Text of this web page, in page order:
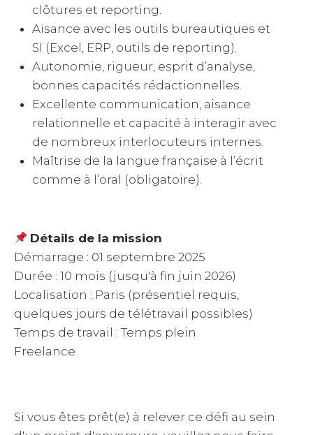
clôtures et reporting.
Aisance avec les outils bureautiques et
SI (Excel, ERP, outils de reporting).
Autonomie, rigueur, esprit d’analyse,
bonnes capacités rédactionnelles.
Excellente communication, aisance
relationnelle et capacité à interagir avec
de nombreux interlocuteurs internes.
Maîtrise de la langue française à l’écrit
comme à l’oral (obligatoire).
Détails de la mission
Démarrage : 01 septembre 2025
Durée : 10 mois (jusqu'à fin juin 2026)
Localisation : Paris (présentiel requis,
quelques jours de télétravail possibles)
Temps de travail : Temps plein
Freelance
Si vous êtes prêt(e) à relever ce défi au sein